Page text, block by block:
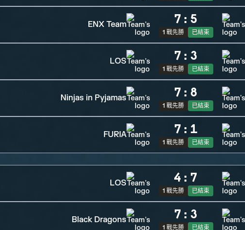
ENX Team 7 : 5
1 戰先勝 已結束
LOS 7 : 3
1 戰先勝 已結束
Ninjas in Pyjamas 7 : 8
1 戰先勝 已結束
FURIA 7 : 1
1 戰先勝 已結束
LOS 4 : 7
1 戰先勝 已結束
Black Dragons 7 : 3
1 戰先勝 已結束